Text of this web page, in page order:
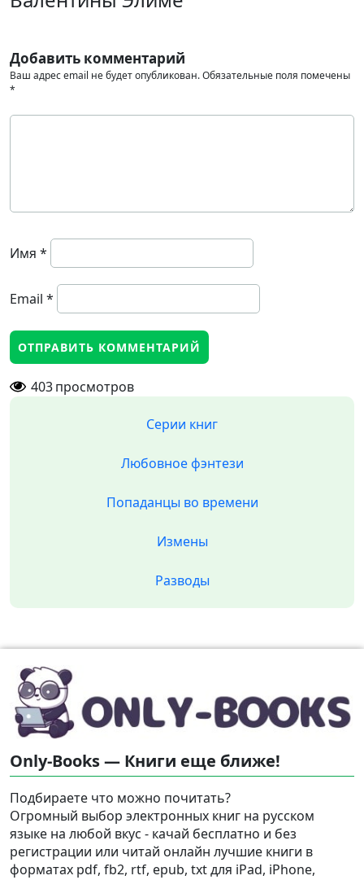
Добавить комментарий
Ваш адрес email не будет опубликован.Обязательные поля помечены
*
Имя *
Email *
403просмотров
Серии книг
Любовное фэнтези
Попаданцы во времени
Измены
Разводы
Only-Books — Книги еще ближе!
Подбираете что можно почитать?
Огромный выбор электронных книг на русском
языке на любой вкус - качай бесплатно и без
регистрации или читай онлайн лучшие книги в
форматах pdf, fb2, rtf, epub, txt для iPad, iPhone,